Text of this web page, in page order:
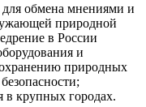
обмена мнениями и
природной
в России
и
природных
в крупных городах.